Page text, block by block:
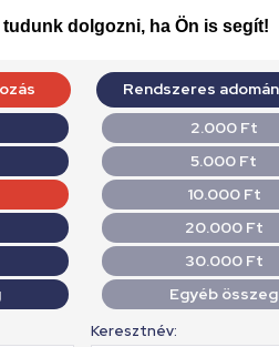
dolgozni, ha Ön is segít!